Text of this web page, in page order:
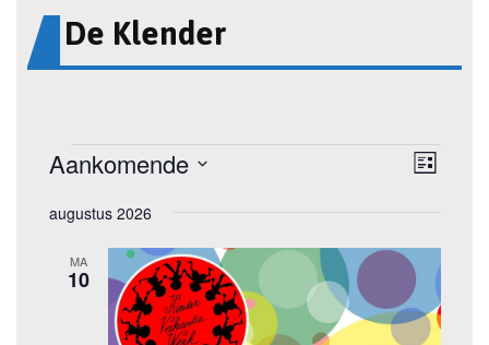
De Klender